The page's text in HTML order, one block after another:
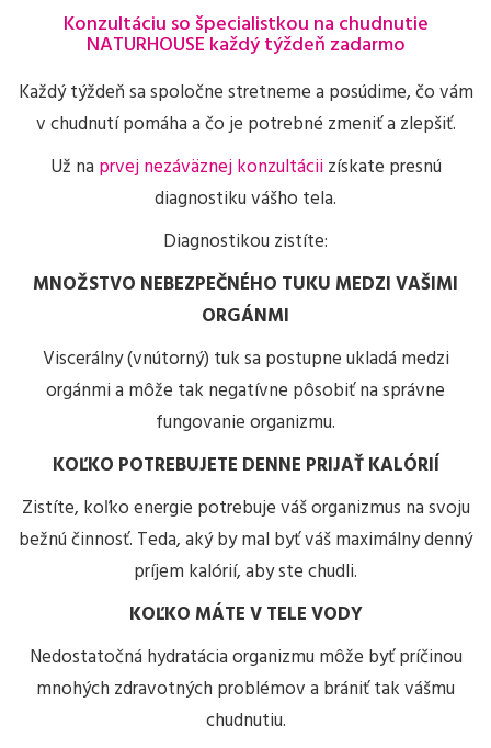
Konzultáciu so špecialistkou na chudnutie
NATURHOUSE každý týždeň zadarmo
Každý týždeň sa spoločne stretneme a posúdime, čo vám
v chudnutí pomáha a čo je potrebné zmeniť a zlepšiť.
Už na prvej nezáväznej konzultáciizískate presnú
diagnostiku vášho tela.
Diagnostikou zistíte:
MNOŽSTVO NEBEZPEČNÉHO TUKU MEDZI VAŠIMI
ORGÁNMI
Viscerálny (vnútorný) tuk sa postupne ukladá medzi
orgánmi a môže tak negatívne pôsobiť na správne
fungovanie organizmu.
KOĽKO POTREBUJETE DENNE PRIJAŤ KALÓRIÍ
Zistíte, koľko energie potrebuje váš organizmus na svoju
bežnú činnosť. Teda, aký by mal byť váš maximálny denný
príjem kalórií, aby ste chudli.
KOĽKO MÁTE V TELE VODY
Nedostatočná hydratácia organizmu môže byť príčinou
mnohých zdravotných problémov a brániť tak vášmu
chudnutiu.